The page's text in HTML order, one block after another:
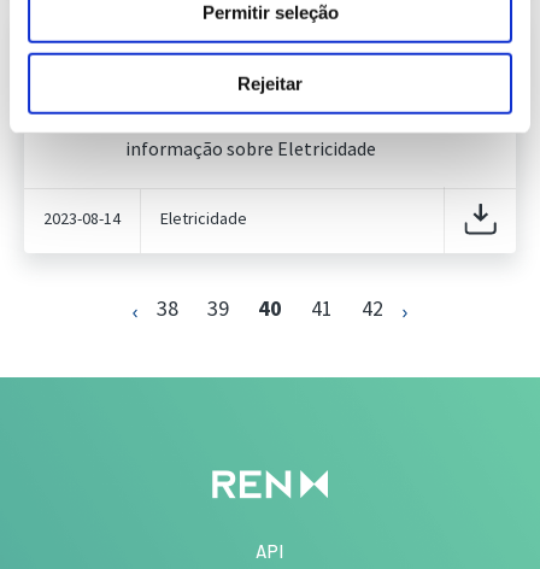
Permitir seleção
Rejeitar
Informação Semanal do Sistema
Publicação com periodicidade semanal, com
informação sobre Eletricidade
2023-08-14 Eletricidade
38 39 40 41 42
API